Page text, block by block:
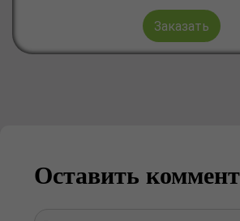
Заказать
Оставить